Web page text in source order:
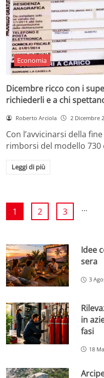
Economia
Dicembre ricco con i
richiederli e a chi
Roberto Arciola 2 Dicembre
Con l’avvicinarsi della
rimborsi del modello
Leggi di più
1 2 3 ...
Idee
sera
3
in
fasi
18